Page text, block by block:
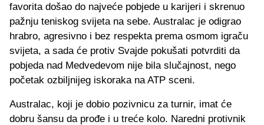
favorita došao do najveće pobjede u karijeri i skrenuo
pažnju teniskog svijeta na sebe. Australac je odigrao
hrabro, agresivno i bez respekta prema osmom igraču
svijeta, a sada će protiv Svajde pokušati potvrditi da
pobjeda nad Medvedevom nije bila slučajnost, nego
početak ozbiljnijeg iskoraka na ATP sceni.
Australac, koji je dobio pozivnicu za turnir, imat će
dobru šansu da prođe i u treće kolo. Naredni protivnik